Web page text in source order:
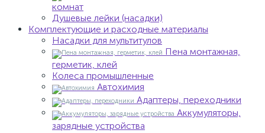
комнат
Душевые лейки (насадки)
Комплектующие и расходные материалы
Насадки для мультитулов
Пена монтажная,
герметик, клей
Колеса промышленные
Автохимия
Адаптеры, переходники
Аккумуляторы,
зарядные устройства